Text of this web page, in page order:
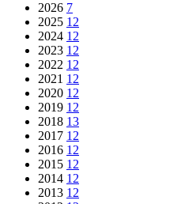
2026 7
2025 12
2024 12
2023 12
2022 12
2021 12
2020 12
2019 12
2018 13
2017 12
2016 12
2015 12
2014 12
2013 12